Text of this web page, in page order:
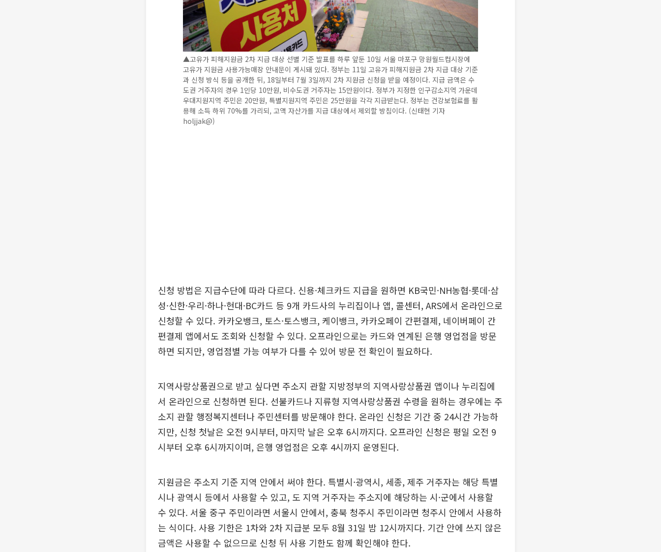
▲고유가 피해지원금 2차 지급 대상 선별 기준 발표를 하루 앞둔 10일 서울 마포구 망원월드컵시장에
고유가 지원금 사용가능매장 안내문이 게시돼 있다. 정부는 11일 고유가 피해지원금 2차 지급 대상 기준
과 신청 방식 등을 공개한 뒤, 18일부터 7월 3일까지 2차 지원금 신청을 받을 예정이다. 지급 금액은 수
도권 거주자의 경우 1인당 10만원, 비수도권 거주자는 15만원이다. 정부가 지정한 인구감소지역 가운데
우대지원지역 주민은 20만원, 특별지원지역 주민은 25만원을 각각 지급받는다. 정부는 건강보험료를 활
용해 소득 하위 70%를 가리되, 고액 자산가를 지급 대상에서 제외할 방침이다. (신태현 기자
holjjak@)
신청 방법은 지급수단에 따라 다르다. 신용·체크카드 지급을 원하면 KB국민·NH농협·롯데·삼
성·신한·우리·하나·현대·BC카드 등 9개 카드사의 누리집이나 앱, 콜센터, ARS에서 온라인으로
신청할 수 있다. 카카오뱅크, 토스·토스뱅크, 케이뱅크, 카카오페이 간편결제, 네이버페이 간
편결제 앱에서도 조회와 신청할 수 있다. 오프라인으로는 카드와 연계된 은행 영업점을 방문
하면 되지만, 영업점별 가능 여부가 다를 수 있어 방문 전 확인이 필요하다.
지역사랑상품권으로 받고 싶다면 주소지 관할 지방정부의 지역사랑상품권 앱이나 누리집에
서 온라인으로 신청하면 된다. 선불카드나 지류형 지역사랑상품권 수령을 원하는 경우에는 주
소지 관할 행정복지센터나 주민센터를 방문해야 한다. 온라인 신청은 기간 중 24시간 가능하
지만, 신청 첫날은 오전 9시부터, 마지막 날은 오후 6시까지다. 오프라인 신청은 평일 오전 9
시부터 오후 6시까지이며, 은행 영업점은 오후 4시까지 운영된다.
지원금은 주소지 기준 지역 안에서 써야 한다. 특별시·광역시, 세종, 제주 거주자는 해당 특별
시나 광역시 등에서 사용할 수 있고, 도 지역 거주자는 주소지에 해당하는 시·군에서 사용할
수 있다. 서울 중구 주민이라면 서울시 안에서, 충북 청주시 주민이라면 청주시 안에서 사용하
는 식이다. 사용 기한은 1차와 2차 지급분 모두 8월 31일 밤 12시까지다. 기간 안에 쓰지 않은
금액은 사용할 수 없으므로 신청 뒤 사용 기한도 함께 확인해야 한다.